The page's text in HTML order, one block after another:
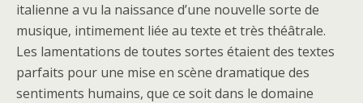
italienne a vu la naissance d’une nouvelle sorte de
musique, intimement liée au texte et très théâtrale.
Les lamentations de toutes sortes étaient des textes
parfaits pour une mise en scène dramatique des
sentiments humains, que ce soit dans le domaine